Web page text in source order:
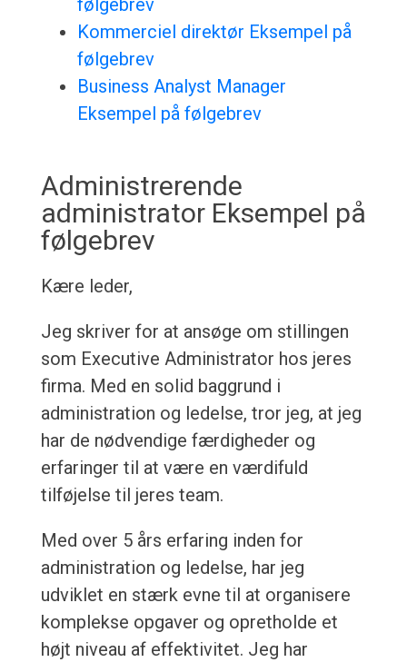
følgebrev
Kommerciel direktør Eksempel på
følgebrev
Business Analyst Manager
Eksempel på følgebrev
Administrerende
administrator Eksempel på
følgebrev
Kære leder,
Jeg skriver for at ansøge om stillingen
som Executive Administrator hos jeres
firma. Med en solid baggrund i
administration og ledelse, tror jeg, at jeg
har de nødvendige færdigheder og
erfaringer til at være en værdifuld
tilføjelse til jeres team.
Med over 5 års erfaring inden for
administration og ledelse, har jeg
udviklet en stærk evne til at organisere
komplekse opgaver og opretholde et
højt niveau af effektivitet. Jeg har